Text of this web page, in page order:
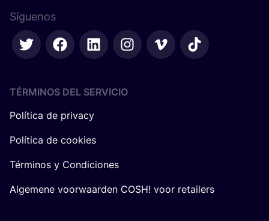
Síguenos
TÉRMINOS DEL SERVICIO
Política de privacy
Política de cookies
Términos y Condiciones
Algemene voorwaarden COSH! voor retailers